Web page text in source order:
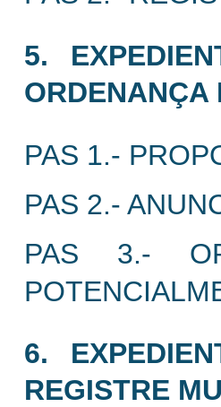
5.
ORDENANÇA
PAS 1.-
PAS 2.-
PAS 3.-
6.
REGISTRE